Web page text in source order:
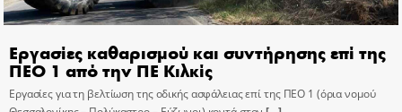
Εργασίες καθαρισμού και συντήρησης επί της
ΠΕΟ 1 από την ΠΕ Κιλκίς
Εργασίες για τη βελτίωση της οδικής ασφάλειας επί της ΠΕΟ 1 (όρια νομού